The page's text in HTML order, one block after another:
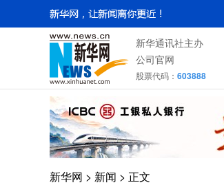
新华通讯社主办
公司官网
股票代码： 603888
新华网 > 新闻 > 正文